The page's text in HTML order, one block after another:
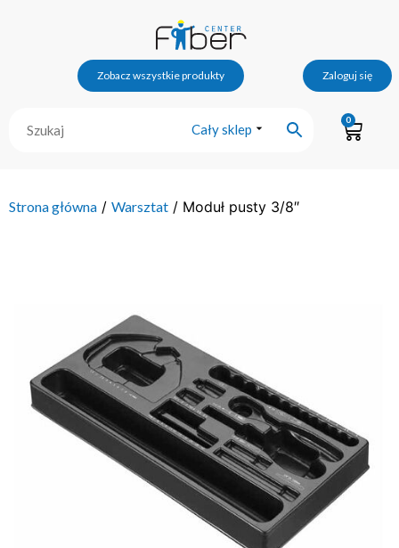
Zobacz wszystkie produkty Zaloguj się
Cały sklep
0
Strona główna / Warsztat / Moduł pusty 3/8″